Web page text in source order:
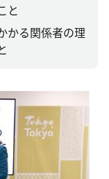
と
かる関係者の理